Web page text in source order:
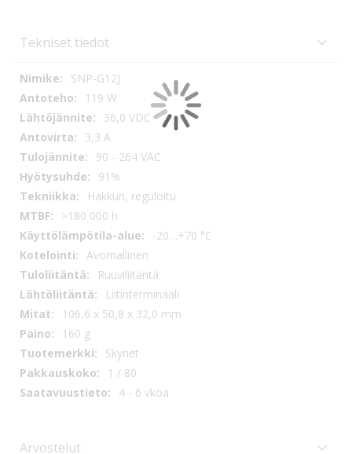
Tekniset tiedot
Tekniset
tiedot
SNP-G12J
119 W
36,0 VDC
3,3 A
90 - 264 VAC
91%
Hakkuri, reguloitu
>180 000 h
-20…+70 °C
Avomallinen
Ruuviliitäntä
Liitinterminaali
106,6 x 50,8 x 32,0 mm
160 g
Skynet
1 / 80
4 - 6 vkoa
Arvostelut